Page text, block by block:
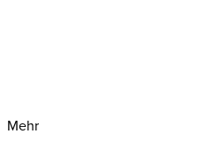
Mehr